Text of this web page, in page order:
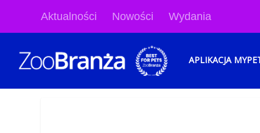
Aktualności Nowości Wydania
APLIKACJA